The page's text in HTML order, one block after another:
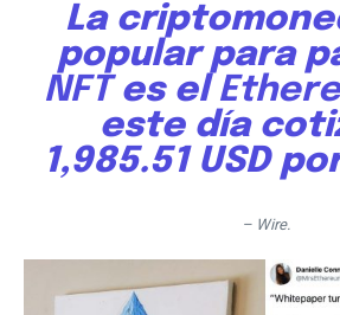
La
popularpara
NFTes el
este día
1,985.51 USD
– Wire.